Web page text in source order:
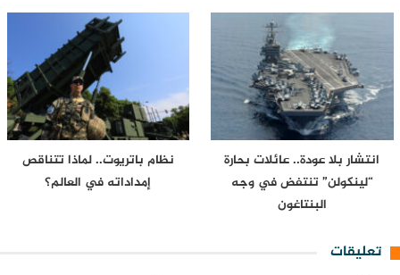
انتشار بلا عودة.. عائلات بحارة
“لينكولن” تنتفض في وجه
البنتاغون
نظام باتريوت.. لماذا تتناقص
إمداداته في العالم؟
تعليقات